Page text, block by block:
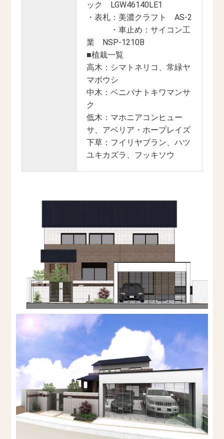
ック LGW46140LE1
・表札：美濃クラフト AS-2
・車止め：サイコン工
業 NSP-1210B
■植栽一覧
高木：シマトネリコ、常緑ヤ
マボウシ
中木：ベニバナトキワマンサ
ク
低木：マホニアコンヒュー
サ、アベリア・ホープレイズ
下草：フイリヤブラン、ハツ
ユキカズラ、フッキソウ